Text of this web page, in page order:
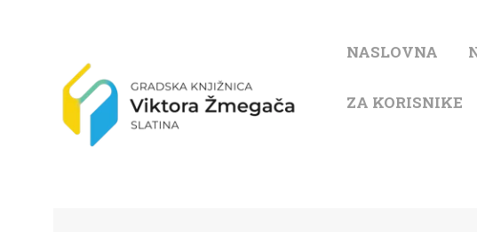
NASLOVNA
ZA KORISNIKE